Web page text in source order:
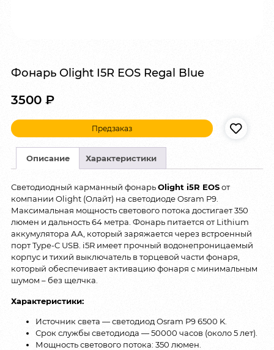
Фонарь Olight I5R EOS Regal Blue
3500 ₽
Предзаказ
Описание Характеристики
Светодиодный карманный фонарьOlight i5R EOSот
компании Olight (Олайт) на светодиоде Osram P9.
Максимальная мощность светового потока достигает 350
люмен и дальность 64 метра. Фонарь питается от Lithium
аккумулятора АА, который заряжается через встроенный
порт Type-C USB. i5R имеет прочный водонепроницаемый
корпус и тихий выключатель в торцевой части фонаря,
который обеспечивает активацию фонаря с минимальным
шумом – без щелчка.
Характеристики:
Источник света — светодиод Osram P9 6500 K.
Срок службы светодиода — 50000 часов (около 5 лет).
Мощность светового потока: 350 люмен.